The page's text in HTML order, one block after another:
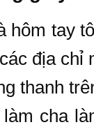
hôm tay
địa chỉ
thanh
cha